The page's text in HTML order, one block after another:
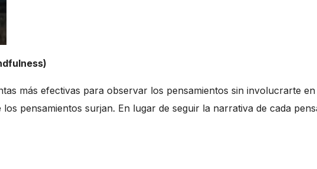
más efectivas para observar los pensamientos sin involucrarte
pensamientos surjan. En lugar de seguir la narrativa de cada